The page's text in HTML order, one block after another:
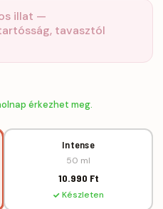
illat —
tavasztól
érkezhet meg.
Intense
50 ml
10.990 Ft
Készleten